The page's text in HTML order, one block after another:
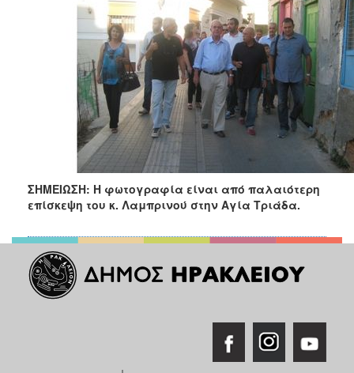
ΣΗΜΕΙΩΣΗ: Η φωτογραφία είναι από παλαιότερη
επίσκεψη του κ. Λαμπρινού στην Αγία Τριάδα.